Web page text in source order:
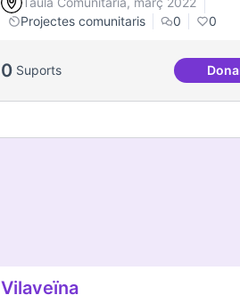
Projectes comunitaris
0 0
0 Suports
Vilaveïna